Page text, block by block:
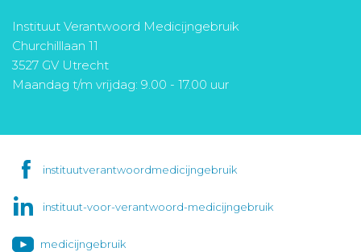
Instituut Verantwoord Medicijngebruik
Churchilllaan 11
3527 GV Utrecht
Maandag t/m vrijdag: 9.00 - 17.00 uur
instituutverantwoordmedicijngebruik
instituut-voor-verantwoord-medicijngebruik
medicijngebruik